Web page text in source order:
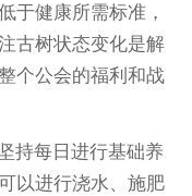
于健康所需标准，
古树状态变化是解
个公会的福利和战
持每日进行基础养
以进行浇水、施肥